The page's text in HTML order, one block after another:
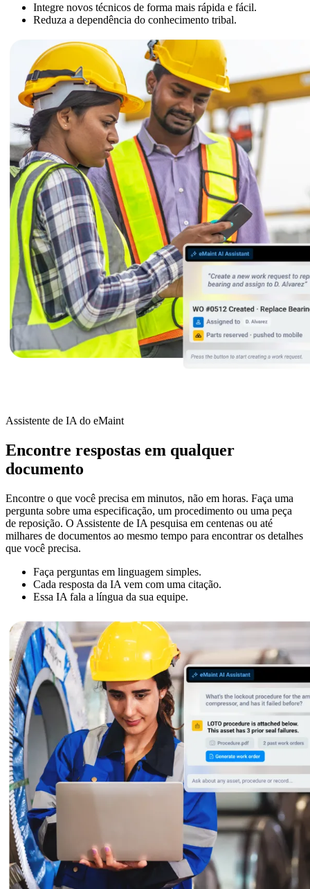
Aplicativo Móvel
Experiência do técnico de campo
eMaint AI
IA integrada ao fluxo de trabalho, não é um complemento
Gestão de Ativos
Hierarquias, histórico, custo total de propriedade
Manutenção de Frotas
Material rodante, manutenção programada, peças
Upstream, midstream, downstream
Automotivo
Montagem, fornecimento tier-1, transição para veículos elétricos
Integre novos técnicos de forma mais rápida e fácil.
Reduza a dependência do conhecimento tribal.
Assistente de IA do eMaint
Encontre respostas em qualquer
documento
Encontre o que você precisa em minutos, não em horas. Faça uma
pergunta sobre uma especificação, um procedimento ou uma peça
de reposição. O Assistente de IA pesquisa em centenas ou até
milhares de documentos ao mesmo tempo para encontrar os detalhes
que você precisa.
Faça perguntas em linguagem simples.
Cada resposta da IA vem com uma citação.
Essa IA fala a língua da sua equipe.